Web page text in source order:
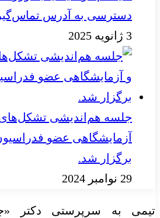
دسترسی به آدرس
3 ژانویه 2025
جلسه هم‌اندیشی
آزمایشگاهی عضو
برگزار شد.
29 نوامبر 2024
تیمی به سرپرستی دکتر